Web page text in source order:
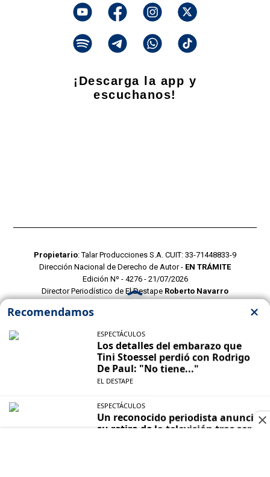
¡Descarga la app y
escuchanos!
Propietario: Talar Producciones S.A. CUIT: 33-71448833-9
Dirección Nacional de Derecho de Autor - EN TRÁMITE
Edición Nº - 4276 - 21/07/2026
Director Periodístico de El Destape Roberto Navarro
POLITICAS DE PRIVACIDAD
CONTACTO COMERCIAL
CONTACTO EDITORIAL
Mustang Cloud- CMS para portales de noticias